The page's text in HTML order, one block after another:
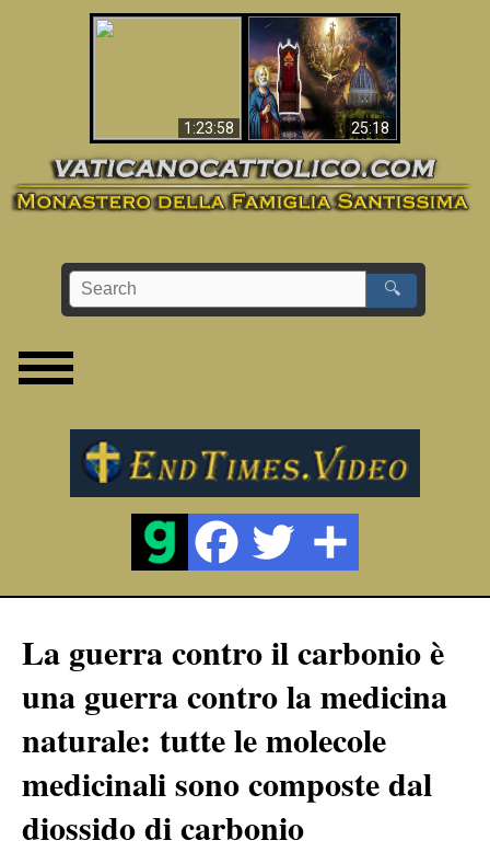
1:23:58 25:18
La Bibbia ha previsto
70 anni senza Papa?
🔍
La guerra contro il carbonio è
una guerra contro la medicina
naturale: tutte le molecole
medicinali sono composte dal
diossido di carbonio